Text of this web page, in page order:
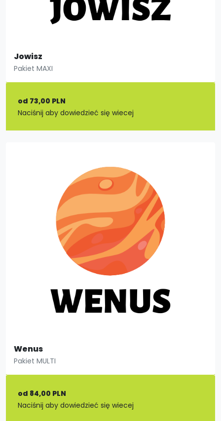
Jowisz
Pakiet MAXI
od 73,00 PLN
Naciśnij aby dowiedzieć się wiecej
Wenus
Pakiet MULTI
od 84,00 PLN
Naciśnij aby dowiedzieć się wiecej